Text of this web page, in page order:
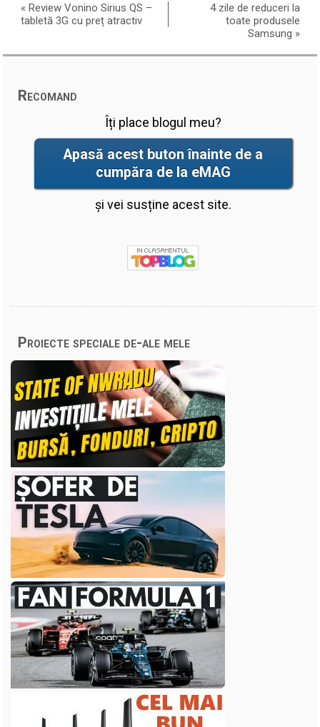
«Review Vonino Sirius QS –
tabletă 3G cu preț atractiv
4 zile de reduceri la
toate produsele
Samsung »
Recomand
Îți place blogul meu?
Apasă acest buton înainte de a
cumpăra de la eMAG
și vei susține acest site.
Proiecte speciale de-ale mele